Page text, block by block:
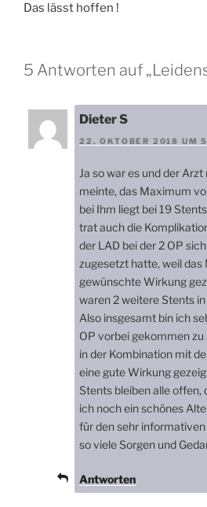
Das lässt hoffen !
5 Antworten auf
Dieter S
22. OKTOBER 2018 UM
Ja so war es und der
meinte, das Maximum
bei Ihm liegt bei 19
trat auch die
der LAD bei der 2 OP
zugesetzt hatte, weil
gewünschte Wirkung
waren 2 weitere Stents
Also insgesamt bin ich
OP vorbei gekommen
in der Kombination mit
eine gute Wirkung
Stents bleiben alle offen,
ich noch ein schönes
für den sehr
so viele Sorgen und
Antworten